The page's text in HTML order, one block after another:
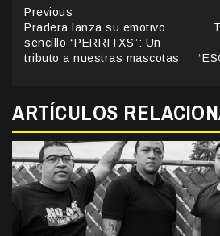
Continue
Reading
Previous
Pradera lanza su emotivo
sencillo “PERRITXS”: Un
tributo a nuestras mascotas
ARTÍCULOS